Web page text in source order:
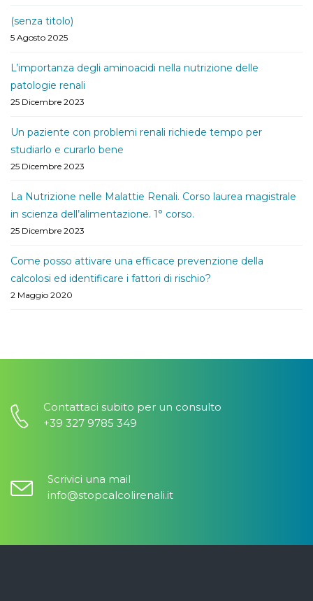
(senza titolo)
5 Agosto 2025
L’importanza degli aminoacidi nella nutrizione delle
patologie renali
25 Dicembre 2023
Un paziente con problemi renali richiede tempo per
studiarlo e curarlo bene
25 Dicembre 2023
La Nutrizione nelle Malattie Renali. Corso laurea magistrale
in scienza dell’alimentazione. 1° corso.
25 Dicembre 2023
Come posso attivare una efficace prevenzione della
calcolosi ed identificare i fattori di rischio?
2 Maggio 2020
Contattaci subito per un consulto
+39 327 9785 349
Scrivici una mail
info@stopcalcolirenali.it